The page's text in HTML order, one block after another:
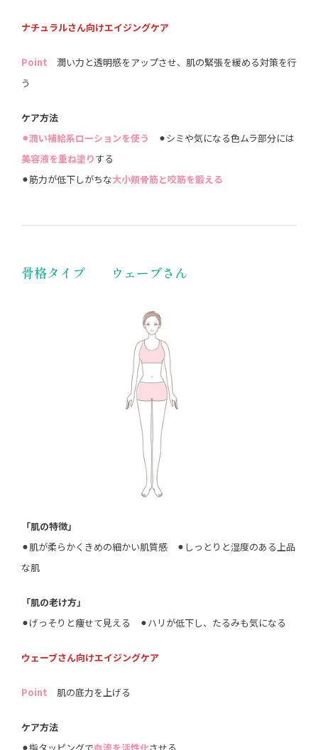
ナチュラルさん向けエイジングケア
Point 潤い力と透明感をアップさせ、肌の緊張を緩める対策を行
う
ケア方法
⚫︎潤い補給系ローションを使う
⚫︎シミや気になる色ムラ部分には
美容液を重ね塗りする
⚫︎筋力が低下しがちな大小頬骨筋と咬筋を鍛える
骨格タイプ ウェーブさん
「肌の特徴」
⚫︎肌が柔らかくきめの細かい肌質感 ⚫︎しっとりと湿度のある上品
な肌
「肌の老け方」
⚫︎げっそりと痩せて見える ⚫︎ハリが低下し、たるみも気になる
ウェーブさん向けエイジングケア
Point 肌の底力を上げる
ケア方法